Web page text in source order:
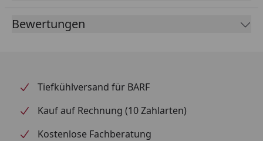
Bewertungen
Tiefkühlversand für BARF
Kauf auf Rechnung (10 Zahlarten)
Kostenlose Fachberatung